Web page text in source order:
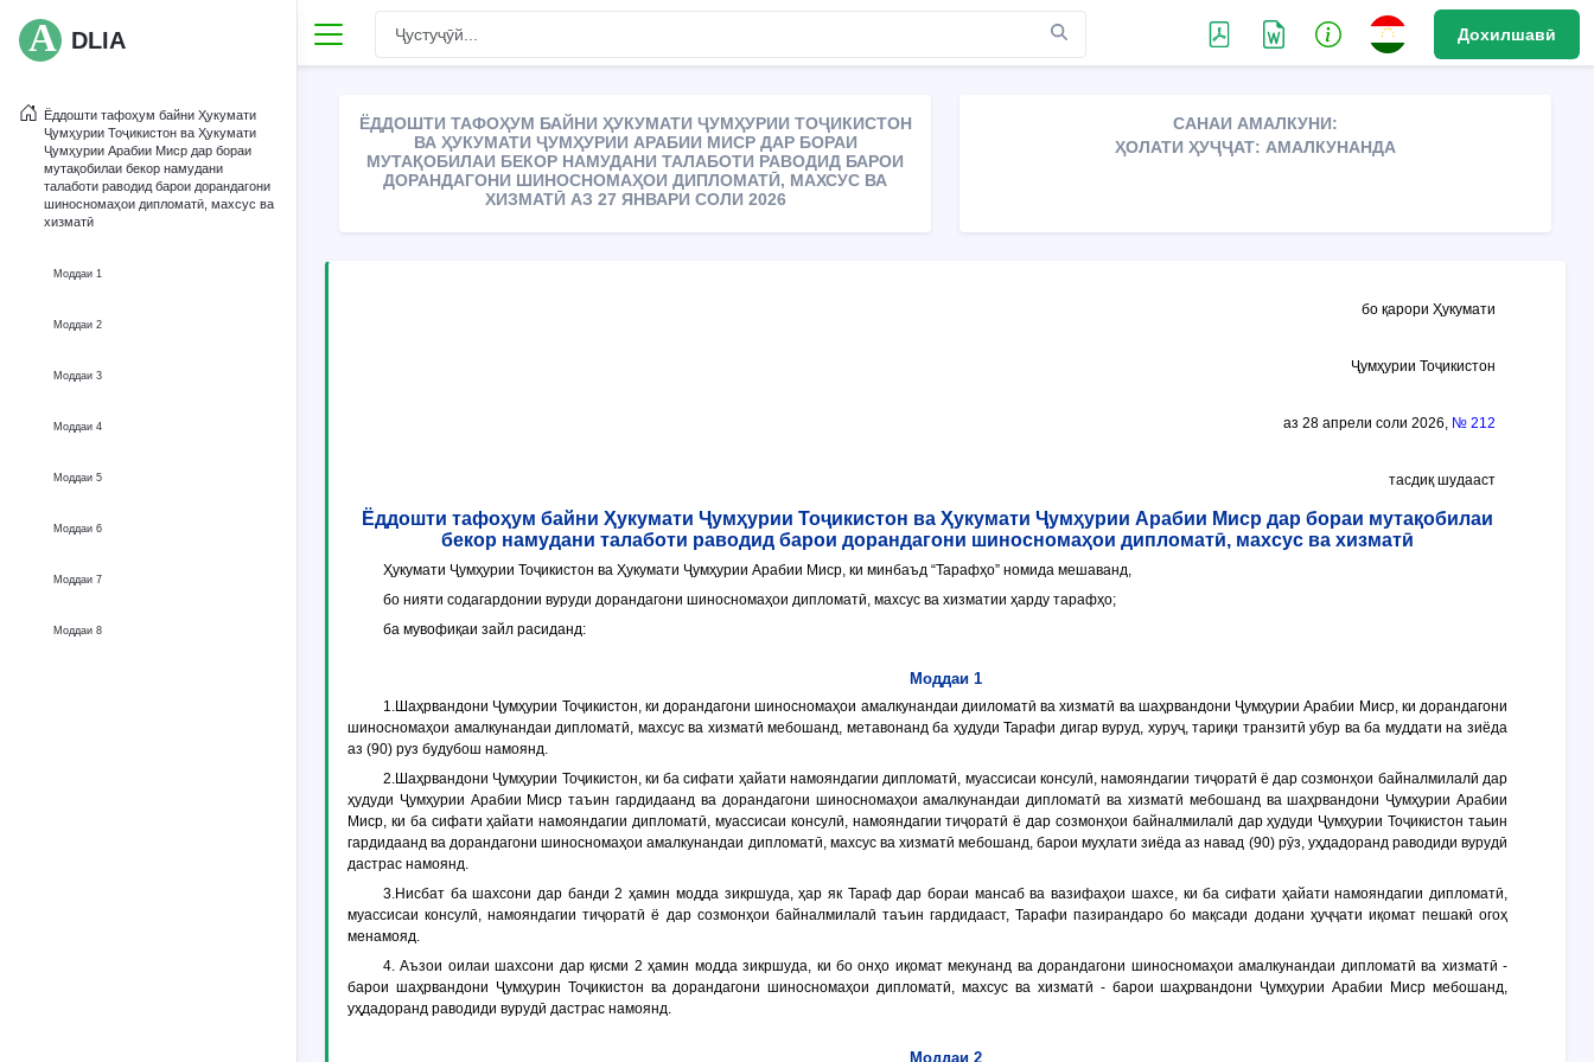
Дохилшавӣ
DLIA
Ёддошти тафоҳум байни Ҳукумати
Ҷумҳурии Тоҷикистон ва Ҳукумати
Ҷумҳурии Арабии Миср дар бораи
мутақобилаи бекор намудани
талаботи раводид барои дорандагони
шиносномаҳои дипломатӣ, махсус ва
хизматӣ
Моддаи 1
Моддаи 2
Моддаи 3
Моддаи 4
Моддаи 5
Моддаи 6
Моддаи 7
Моддаи 8
ЁДДОШТИ ТАФОҲУМ БАЙНИ ҲУКУМАТИ ҶУМҲУРИИ ТОҶИКИСТОН
ВА ҲУКУМАТИ ҶУМҲУРИИ АРАБИИ МИСР ДАР БОРАИ
МУТАҚОБИЛАИ БЕКОР НАМУДАНИ ТАЛАБОТИ РАВОДИД БАРОИ
ДОРАНДАГОНИ ШИНОСНОМАҲОИ ДИПЛОМАТӢ, МАХСУС ВА
ХИЗМАТӢ АЗ 27 ЯНВАРИ СОЛИ 2026
САНАИ АМАЛКУНИ:
ҲОЛАТИ ҲУҶҶАТ: АМАЛКУНАНДА
бо қарори Ҳукумати
Ҷумҳурии Тоҷикистон
аз 28 апрели соли 2026, № 212
тасдиқ шудааст
Ёддошти тафоҳум байни Ҳукумати Ҷумҳурии Тоҷикистон ва Ҳукумати Ҷумҳурии Арабии Миср дар бораи мутақобилаи
бекор намудани талаботи раводид барои дорандагони шиносномаҳои дипломатӣ, махсус ва хизматӣ
Ҳукумати Ҷумҳурии Тоҷикистон ва Ҳукумати Ҷумҳурии Арабии Миср, ки минбаъд “Тарафҳо” номида мешаванд,
бо нияти содагардонии вуруди дорандагони шиносномаҳои дипломатӣ, махсус ва хизматии ҳарду тарафҳо;
ба мувофиқаи зайл расиданд:
Моддаи 1
1.Шаҳрвандони Ҷумҳурии Тоҷикистон, ки дорандагони шиносномаҳои амалкунандаи дииломатӣ ва хизматӣ ва шаҳрвандони Ҷумҳурии Арабии Миср, ки дорандагони
шиносномаҳои амалкунандаи дипломатӣ, махсус ва хизматӣ мебошанд, метавонанд ба ҳудуди Тарафи дигар вуруд, хуруҷ, тариқи транзитӣ убур ва ба муддати на зиёда
аз (90) руз будубош намоянд.
2.Шаҳрвандони Ҷумҳурии Тоҷикистон, ки ба сифати ҳайати намояндагии дипломатӣ, муассисаи консулӣ, намояндагии тиҷоратӣ ё дар созмонҳои байналмилалӣ дар
ҳудуди Ҷумҳурии Арабии Миср таъин гардидаанд ва дорандагони шиносномаҳои амалкунандаи дипломатӣ ва хизматӣ мебошанд ва шаҳрвандони Ҷумҳурии Арабии
Миср, ки ба сифати ҳайати намояндагии дипломатӣ, муассисаи консулӣ, намояндагии тиҷоратӣ ё дар созмонҳои байналмилалӣ дар ҳудуди Ҷумҳурии Тоҷикистон таьин
гардидаанд ва дорандагони шиносномаҳои амалкунандаи дипломатӣ, махсус ва хизматӣ мебошанд, барои муҳлати зиёда аз навад (90) рӯз, уҳдадоранд раводиди вурудӣ
дастрас намоянд.
3.Нисбат ба шахсони дар банди 2 ҳамин модда зикршуда, ҳар як Тараф дар бораи мансаб ва вазифаҳои шахсе, ки ба сифати ҳайати намояндагии дипломатӣ,
муассисаи консулӣ, намояндагии тиҷоратӣ ё дар созмонҳои байналмилалӣ таъин гардидааст, Тарафи пазирандаро бо мақсади додани ҳуҷҷати иқомат пешакӣ огоҳ
менамояд.
4. Аъзои оилаи шахсони дар қисми 2 ҳамин модда зикршуда, ки бо онҳо иқомат мекунанд ва дорандагони шиносномаҳои амалкунандаи дипломатӣ ва хизматӣ -
барои шаҳрвандони Ҷумҳурин Тоҷикистон ва дорандагони шиносномаҳои дипломатӣ, махсус ва хизматӣ - барои шаҳрвандони Ҷумҳурии Арабии Миср мебошанд,
уҳдадоранд раводиди вурудӣ дастрас намоянд.
Моддаи 2